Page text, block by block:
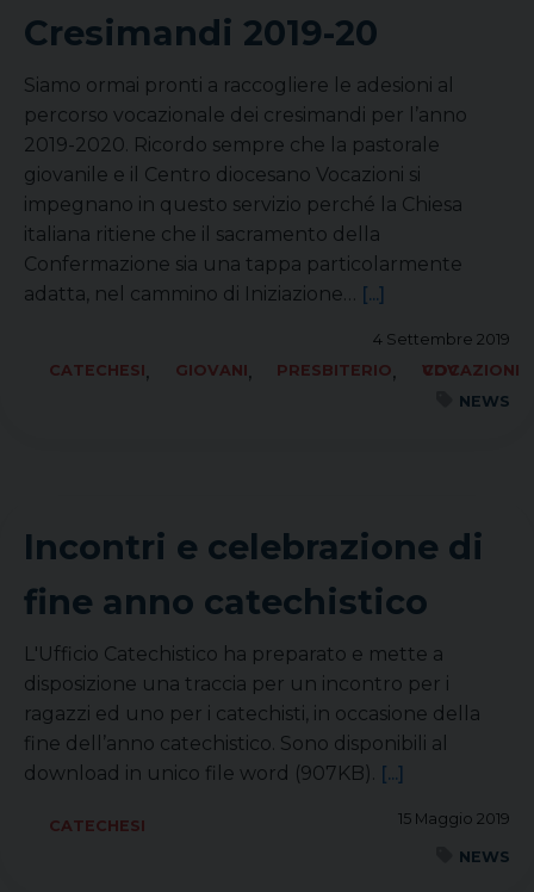
Cresimandi 2019-20
Siamo ormai pronti a raccogliere le adesioni al
percorso vocazionale dei cresimandi per l’anno
2019-2020. Ricordo sempre che la pastorale
giovanile e il Centro diocesano Vocazioni si
impegnano in questo servizio perché la Chiesa
italiana ritiene che il sacramento della
Confermazione sia una tappa particolarmente
adatta, nel cammino di Iniziazione… [...]
4 Settembre 2019
CATECHESI, GIOVANI, PRESBITERIO,
VOCAZIONI CDV
NEWS
Incontri e celebrazione di
fine anno catechistico
L'Ufficio Catechistico ha preparato e mette a
disposizione una traccia per un incontro per i
ragazzi ed uno per i catechisti, in occasione della
fine dell’anno catechistico. Sono disponibili al
download in unico file word (907KB). [...]
15 Maggio 2019
CATECHESI
NEWS